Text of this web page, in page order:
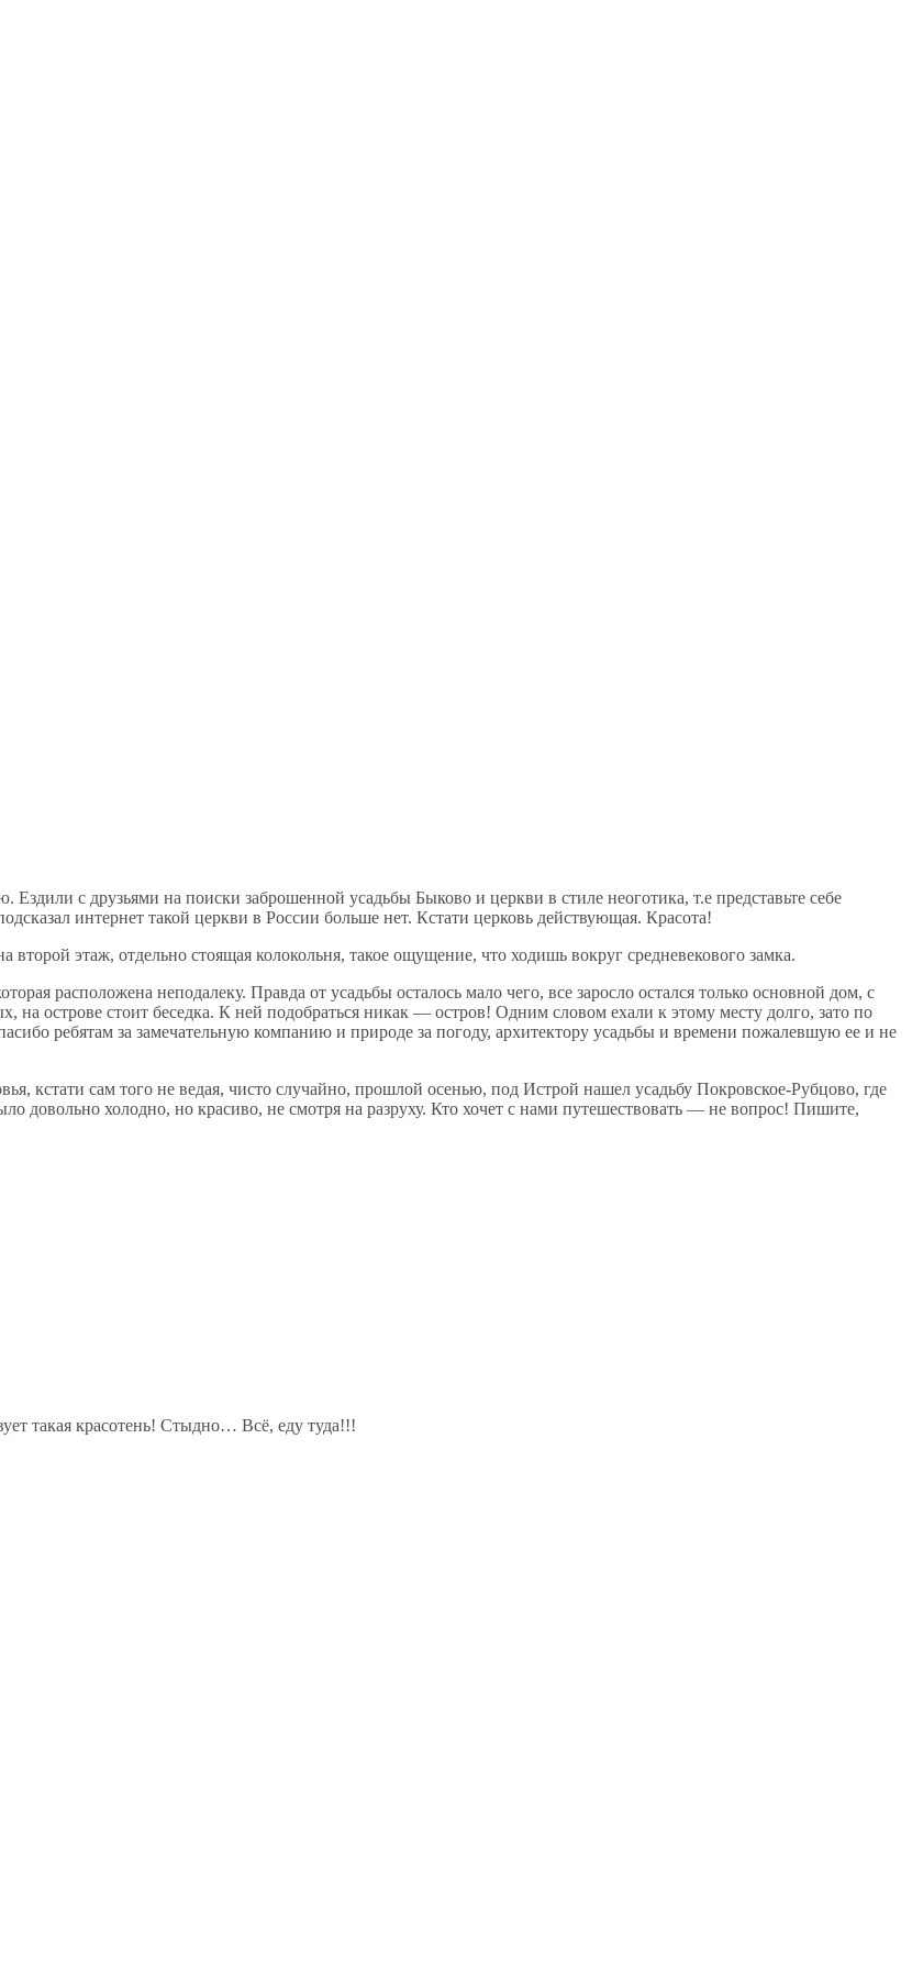
с друзьями на поиски заброшенной усадьбы Быково и церкви в стиле неоготика, т.е представьте себе
интернет такой церкви в России больше нет. Кстати церковь действующая. Красота!
этаж, отдельно стоящая колокольня, такое ощущение, что ходишь вокруг средневекового замка.
расположена неподалеку. Правда от усадьбы осталось мало чего, все заросло остался только основной дом, с
острове стоит беседка. К ней подобраться никак — остров! Одним словом ехали к этому месту долго, зато по
ребятам за замечательную компанию и природе за погоду, архитектору усадьбы и времени пожалевшую ее и не
кстати сам того не ведая, чисто случайно, прошлой осенью, под Истрой нашел усадьбу Покровское-Рубцово, где
довольно холодно, но красиво, не смотря на разруху. Кто хочет с нами путешествовать — не вопрос! Пишите,
такая красотень! Стыдно… Всё, еду туда!!!